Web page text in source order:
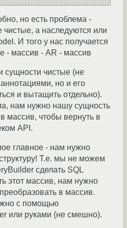
но есть проблема -
чистые, а наследуются или
И того у нас получается
- массив - AR - массив
сущности чистые (не
но и его
и вытащить отдельно).
нам нужно нашу сущность
массив, чтобы вернуть в
API.
главное - нам нужно
Т.е. мы не можем
сделать SQL
этот массив, нам нужно
в массив.
с помощью
или руками (не смешно).